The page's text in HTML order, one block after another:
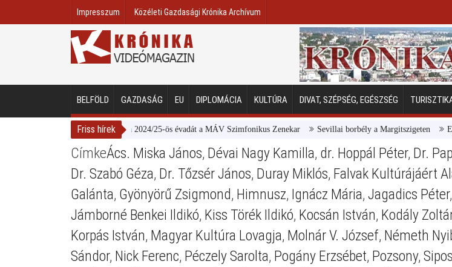
Impresszum Közéleti Gazdasági Krónika Archívum
BELFÖLD GAZDASÁG EU DIPLOMÁCIA KULTÚRA DIVAT, SZÉPSÉG, EGÉSZSÉG
Friss hírek
Bemutatta 2024/25-ös évadát a MÁV Szimfonikus Zenekar Sevillai borbély a Margitszigeten
CímkeÁcs. Miska János, Dévai Nagy Kamilla, dr. Hoppál Péter, Dr.
Dr. Szabó Géza, Dr. Tőzsér János, Duray Miklós, Falvak Kultúrájáért
Galánta, Gyönyörű Zsigmond, Himnusz, Ignácz Mária, Jagadics Péter,
Jámborné Benkei Ildikó, Kiss Törék Ildikó, Kocsán István, Kodály
Korpás István, Magyar Kultúra Lovagja, Molnár V. József, Németh
Sándor, Nick Ferenc, Péczely Sarolta, Pogány Erzsébet, Pozsony,